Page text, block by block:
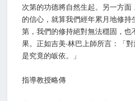
次第的功德將自然生起。另一方面
的信心，就算我們經年累月地修持
第，我們的修持絕對無法穩固，也
果。正如吉美‧林巴上師所言：「
是究竟的皈依。」
指導教授略傳